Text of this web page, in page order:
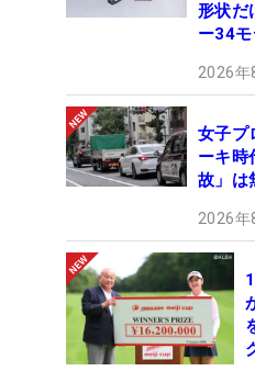
形状だ
ー34
2026年
女子プ
ーキ時
故」は
2026年